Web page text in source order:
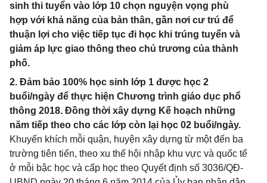
sinh thi tuyển vào lớp 10 chọn nguyện vọng phù
hợp với khả năng của bản thân, gần nơi cư trú để
thuận lợi cho việc tiếp tục đi học khi trúng tuyển và
giảm áp lực giao thông theo chủ trương của thành
phố.
2. Đảm bảo 100% học sinh lớp 1 được học 2
buổi/ngày để thực hiện Chương trình giáo dục phổ
thông 2018. Đồng thời xây dựng Kế hoạch những
năm tiếp theo cho các lớp còn lại học 02 buổi/ngày.
Khuyến khích mỗi quận, huyện xây dựng từ một đến ba
trường tiên tiến, theo xu thế hội nhập khu vực và quốc tế
ở mỗi bậc học và cấp học theo Quyết định số 3036/QĐ-